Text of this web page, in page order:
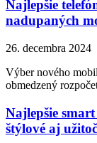
Najlepšie
nadupaných
26. decembra 2024
Výber nového
obmedzený
Najlepšie
štýlové aj